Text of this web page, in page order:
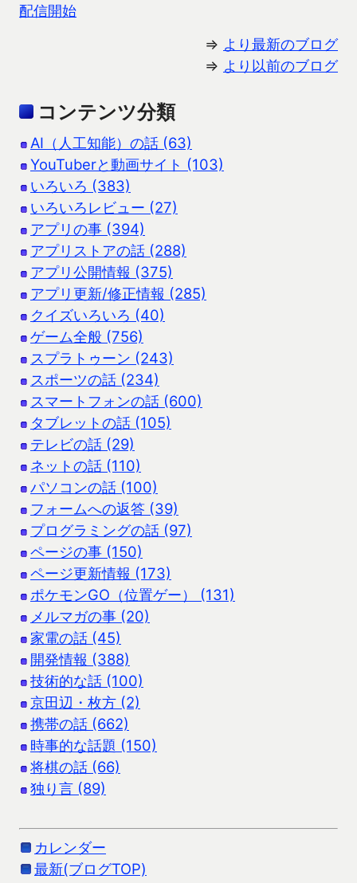
配信開始
⇒ より最新のブログ
⇒ より以前のブログ
コンテンツ分類
AI（人工知能）の話 (63)
YouTuberと動画サイト (103)
いろいろ (383)
いろいろレビュー (27)
アプリの事 (394)
アプリストアの話 (288)
アプリ公開情報 (375)
アプリ更新/修正情報 (285)
クイズいろいろ (40)
ゲーム全般 (756)
スプラトゥーン (243)
スポーツの話 (234)
スマートフォンの話 (600)
タブレットの話 (105)
テレビの話 (29)
ネットの話 (110)
パソコンの話 (100)
フォームへの返答 (39)
プログラミングの話 (97)
ページの事 (150)
ページ更新情報 (173)
ポケモンGO（位置ゲー） (131)
メルマガの事 (20)
家電の話 (45)
開発情報 (388)
技術的な話 (100)
京田辺・枚方 (2)
携帯の話 (662)
時事的な話題 (150)
将棋の話 (66)
独り言 (89)
カレンダー
最新(ブログTOP)